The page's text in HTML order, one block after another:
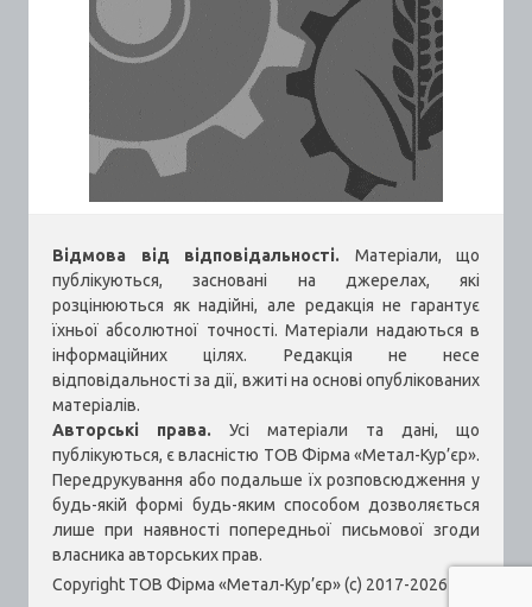
Відмова від відповідальності. Матеріали, що
публікуються, засновані на джерелах, які
розцінюються як надійні, але редакція не гарантує
їхньої абсолютної точності. Матеріали надаються в
інформаційних цілях. Редакція не несе
відповідальності за дії, вжиті на основі опублікованих
матеріалів.
Авторські права. Усі матеріали та дані, що
публікуються, є власністю ТОВ Фірма «Метал-Кур’єр».
Передрукування або подальше їх розповсюдження у
будь-якій формі будь-яким способом дозволяється
лише при наявності попередньої письмової згоди
власника авторських прав.
Copyright ТОВ Фірма «Метал-Кур’єр» (c) 2017-2026